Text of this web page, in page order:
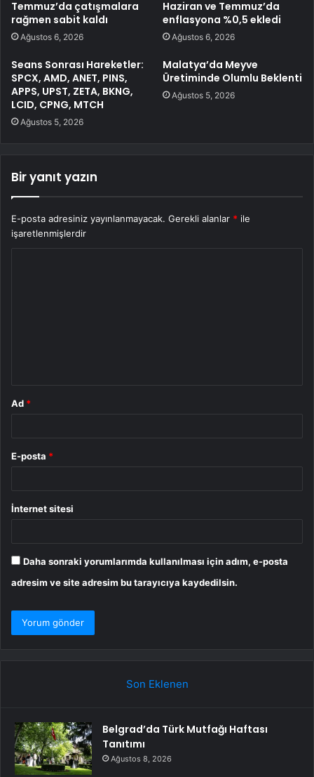
Temmuz’da çatışmalara
rağmen sabit kaldı
Ağustos 6, 2026
Haziran ve Temmuz’da
enflasyona %0,5 ekledi
Ağustos 6, 2026
Seans Sonrası Hareketler:
SPCX, AMD, ANET, PINS,
APPS, UPST, ZETA, BKNG,
LCID, CPNG, MTCH
Ağustos 5, 2026
Malatya’da Meyve
Üretiminde Olumlu Beklenti
Ağustos 5, 2026
Bir yanıt yazın
E-posta adresiniz yayınlanmayacak. Gerekli alanlar * ile
işaretlenmişlerdir
Ad *
E-posta *
İnternet sitesi
Daha sonraki yorumlarımda kullanılması için adım, e-posta
adresim ve site adresim bu tarayıcıya kaydedilsin.
Son Eklenen
Belgrad’da Türk Mutfağı Haftası
Tanıtımı
Ağustos 8, 2026